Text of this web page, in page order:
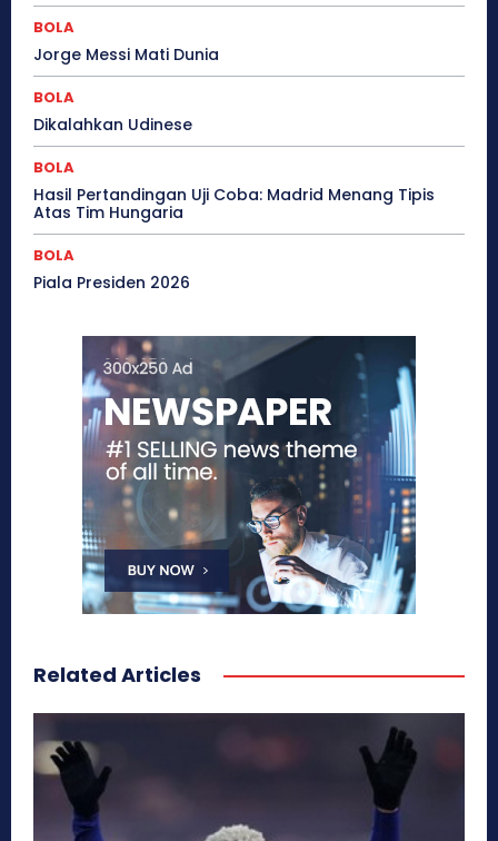
BOLA
Jorge Messi Mati Dunia
BOLA
Dikalahkan Udinese
BOLA
Hasil Pertandingan Uji Coba: Madrid Menang Tipis
Atas Tim Hungaria
BOLA
Piala Presiden 2026
Related Articles